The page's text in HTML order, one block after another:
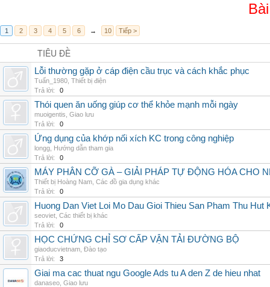
1 2 3 4 5 6 → 10 Tiếp >
TIÊU ĐỀ
Lỗi thường gặp ở cáp điện cầu trục và cách khắc phục
Tuấn_1980 Thiết bị điện
Trả lời:
0
Thói quen ăn uống giúp cơ thể khỏe mạnh mỗi ngày
muoigentis Giao lưu
Trả lời:
0
Ứng dụng của khớp nối xích KC trong công nghiệp
longg Hướng dẫn tham gia
Trả lời:
0
MÁY PHÂN CỠ GÀ – GIẢI PHÁP TỰ ĐỘNG HÓA CHO
Thiết bị Hoàng Nam Các đồ gia dụng khác
Trả lời:
0
Huong Dan Viet Loi Mo Dau Gioi Thieu San Pham Thu Hut
seoviet Các thiết bị khác
Trả lời:
0
HỌC CHỨNG CHỈ SƠ CẤP VẬN TẢI ĐƯỜNG BỘ
giaoducvietnam Đào tạo
Trả lời:
3
Giai ma cac thuat ngu Google Ads tu A den Z de hieu nhat
danaseo Giao lưu